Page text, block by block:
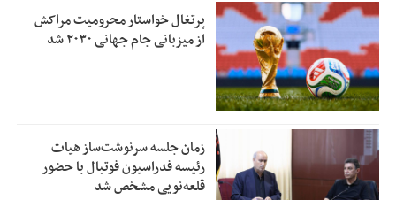
پرتغال خواستار محرومیت مراکش
از میزبانی جام جهانی ۲۰۳۰ شد
زمان جلسه سرنوشت‌ساز هیات
رئیسه فدراسیون فوتبال با حضور
قلعه‌نویی مشخص شد